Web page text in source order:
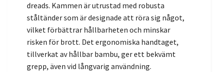
dreads. Kammen är utrustad med robusta
ståltänder som är designade att röra sig något,
vilket förbättrar hållbarheten och minskar
risken för brott. Det ergonomiska handtaget,
tillverkat av hållbar bambu, ger ett bekvämt
grepp, även vid långvarig användning.